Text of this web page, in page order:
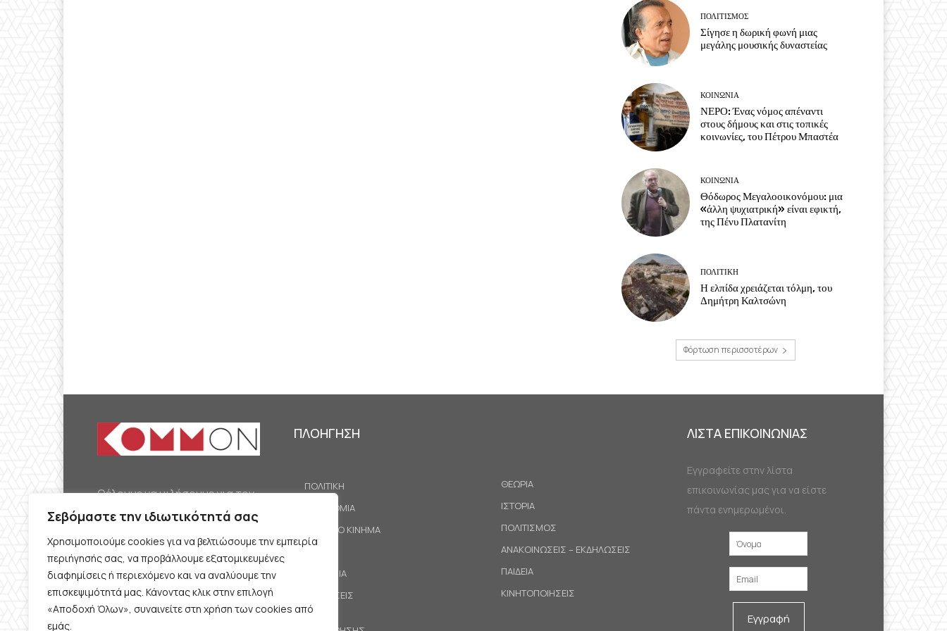
Σεβόμαστε την ιδιωτικότητά σας
Χρησιμοποιούμε cookies για να βελτιώσουμε την εμπειρία
περιήγησής σας, να προβάλλουμε εξατομικευμένες
διαφημίσεις ή περιεχόμενο και να αναλύουμε την
επισκεψιμότητά μας. Κάνοντας κλικ στην επιλογή
«Αποδοχή Όλων», συναινείτε στη χρήση των cookies από
εμάς.
ΠΟΛΙΤΙΣΜΟΣ
Σίγησε η δωρική φωνή μιας
μεγάλης μουσικής δυναστείας
ΚΟΙΝΩΝΙΑ
ΝΕΡΟ: Ένας νόμος απέναντι
στους δήμους και στις τοπικές
κοινωνίες, του Πέτρου Μπαστέα
ΚΟΙΝΩΝΙΑ
Θόδωρος Μεγαλοοικονόμου: μια
«άλλη ψυχιατρική» είναι εφικτή,
της Πένυ Πλατανίτη
ΠΟΛΙΤΙΚΗ
Η ελπίδα χρειάζεται τόλμη, του
Δημήτρη Καλτσώνη
Φόρτωση περισσοτέρων
Θέλουμε να μιλήσουμε για τον
κομμουνισμό της εποχής μας,
την αναγκαία αλλά όχι
δεδομένη προοπτική.
Θέλουμε να μιλήσουμε
ταυτόχρονα για την
καθημερινή επιβίωση και τον
ΠΛΟΗΓΗΣΗ
ΠΟΛΙΤΙΚΗ
ΟΙΚΟΝΟΜΙΑ
ΕΡΓΑΤΙΚΟ ΚΙΝΗΜΑ
ΚΟΙΝΩΝΙΑ
ΠΡΟΤΑΣΕΙΣ
ΘΕΩΡΙΑ
ΙΣΤΟΡΙΑ
ΠΟΛΙΤΙΣΜΟΣ
ΑΝΑΚΟΙΝΩΣΕΙΣ – ΕΚΔΗΛΩΣΕΙΣ
ΠΑΙΔΕΙΑ
ΚΙΝΗΤΟΠΟΙΗΣΕΙΣ
ΛΙΣΤΑ ΕΠΙΚΟΙΝΩΝΙΑΣ
Εγγραφείτε στην λίστα
επικοινωνίας μας για να είστε
πάντα ενημερωμένοι.
Εγγραφή